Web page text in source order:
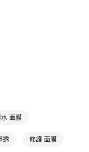
支付方式。 讓您購物簡單
。面膜
透 修護 面膜